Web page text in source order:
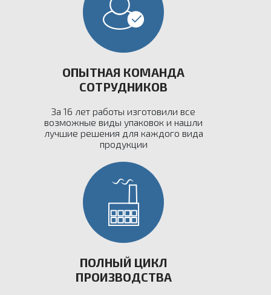
ОПЫТНАЯ КОМАНДА
СОТРУДНИКОВ
За 16 лет работы изготовили все
возможные виды упаковок и нашли
лучшие решения для каждого вида
продукции
ПОЛНЫЙ ЦИКЛ
ПРОИЗВОДСТВА